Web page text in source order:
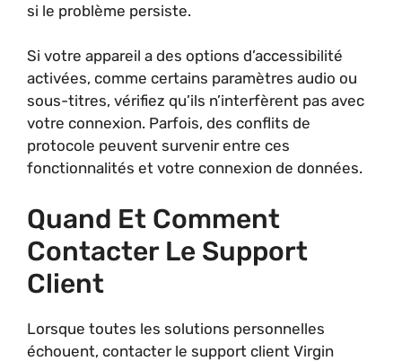
si le problème persiste.
Si votre appareil a des options d’accessibilité
activées, comme certains paramètres audio ou
sous-titres, vérifiez qu’ils n’interfèrent pas avec
votre connexion. Parfois, des conflits de
protocole peuvent survenir entre ces
fonctionnalités et votre connexion de données.
Quand Et Comment
Contacter Le Support
Client
Lorsque toutes les solutions personnelles
échouent, contacter le support client Virgin